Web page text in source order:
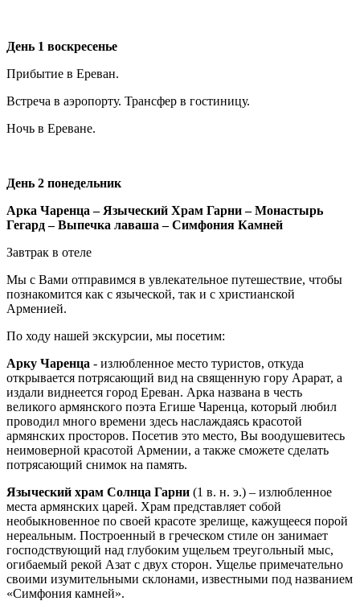
День 1 воскресенье
Прибытие в Ереван.
Встреча в аэропорту. Трансфер в гостиницу.
Ночь в Ереване.
День 2 понедельник
Арка Чаренца – Языческий Храм Гарни – Монастырь
Гегард – Выпечка лаваша – Симфония Камней
Завтрак в отеле
Мы с Вами отправимся в увлекательное путешествие, чтобы
познакомится как с языческой, так и с христианской
Арменией.
По ходу нашей экскурсии, мы посетим:
Арку Чаренца - излюбленное место туристов, откуда
открывается потрясающий вид на священную гору Арарат, а
издали виднеется город Ереван. Арка названа в честь
великого армянского поэта Егише Чаренца, который любил
проводил много времени здесь наслаждаясь красотой
армянских просторов. Посетив это место, Вы воодушевитесь
неимоверной красотой Армении, а также сможете сделать
потрясающий снимок на память.
Языческий храм Солнца Гарни (1 в. н. э.) – излюбленное
места армянских царей. Храм представляет собой
необыкновенное по своей красоте зрелище, кажущееся порой
нереальным. Построенный в греческом стиле он занимает
господствующий над глубоким ущельем треугольный мыс,
огибаемый рекой Азат с двух сторон. Ущелье примечательно
своими изумительными склонами, известными под названием
«Симфония камней».